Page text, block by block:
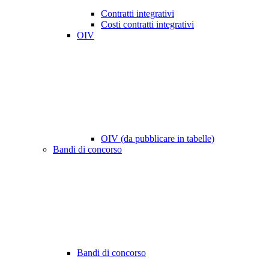
Contratti integrativi
Costi contratti integrativi
OIV
OIV (da pubblicare in tabelle)
Bandi di concorso
Bandi di concorso